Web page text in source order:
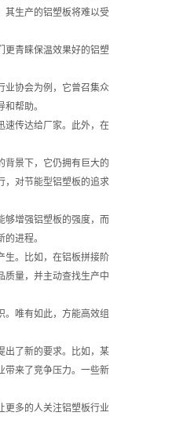
其生产的铝塑板将难以受
更青睐保温效果好的铝塑
业协会为例，它曾召集众
帮助。
速传达给厂家。此外，在
背景下，它仍拥有巨大的
，对节能型铝塑板的追求
够增强铝塑板的强度，而
进程。
生。比如，在铝板拼接阶
质量，并主动查找生产中
。唯有如此，方能高效组
出了新的要求。比如，某
带来了竞争压力。一些新
更多的人关注铝塑板行业